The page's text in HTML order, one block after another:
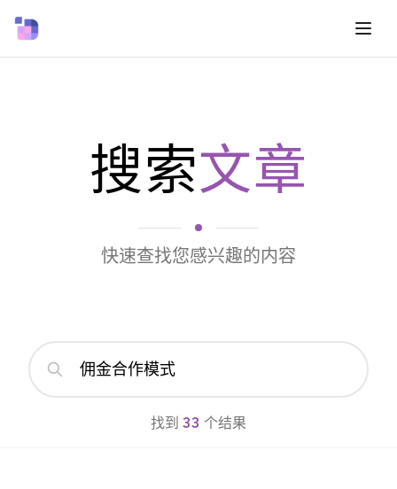
搜索文章
快速查找您感兴趣的内容
找到 33 个结果